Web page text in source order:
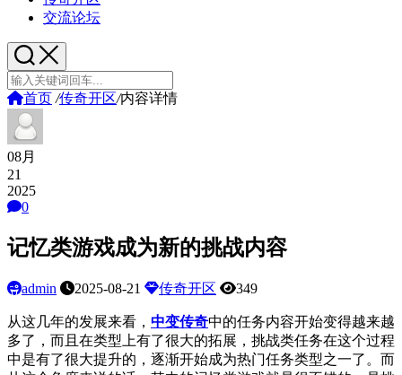
交流论坛
首页 /传奇开区/内容详情
08月
21
2025
0
记忆类游戏成为新的挑战内容
admin 2025-08-21 传奇开区 349
从这几年的发展来看， 中变传奇中的任务内容开始变得越来越
多了，而且在类型上有了很大的拓展，挑战类任务在这个过程
中是有了很大提升的，逐渐开始成为热门任务类型之一了。而